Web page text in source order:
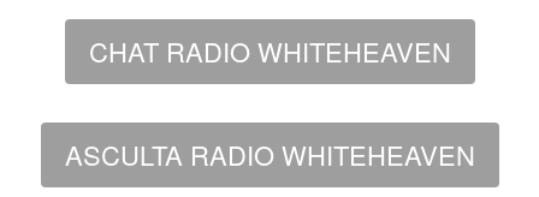
CHAT RADIO WHITEHEAVEN
ASCULTA RADIO WHITEHEAVEN